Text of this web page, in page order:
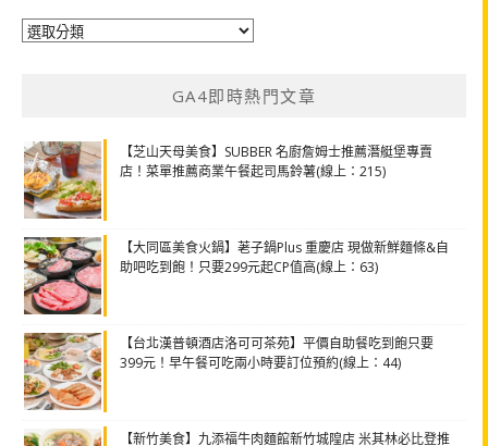
分
GA4即時熱門文章
【芝山天母美食】SUBBER 名廚詹姆士推薦潛艇堡專賣
店！菜單推薦商業午餐起司馬鈴薯(線上：215)
【大同區美食火鍋】荖子鍋Plus 重慶店 現做新鮮麵條&自
助吧吃到飽！只要299元起CP值高(線上：63)
【台北漢普頓酒店洛可可茶苑】平價自助餐吃到飽只要
399元！早午餐可吃兩小時要訂位預約(線上：44)
【新竹美食】九添福牛肉麵館新竹城隍店 米其林必比登推